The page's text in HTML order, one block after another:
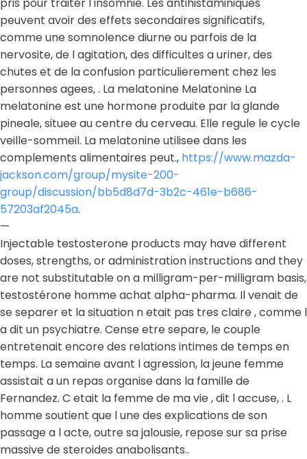
pris pour traiter l insomnie. Les antihistaminiques
peuvent avoir des effets secondaires significatifs,
comme une somnolence diurne ou parfois de la
nervosite, de l agitation, des difficultes a uriner, des
chutes et de la confusion particulierement chez les
personnes agees, . La melatonine Melatonine La
melatonine est une hormone produite par la glande
pineale, situee au centre du cerveau. Elle regule le cycle
veille-sommeil. La melatonine utilisee dans les
complements alimentaires peut., https://www.mazda-
jackson.com/group/mysite-200-
group/discussion/bb5d8d7d-3b2c-461e-b686-
57203af2045a.
—
Injectable testosterone products may have different
doses, strengths, or administration instructions and they
are not substitutable on a milligram-per-milligram basis,
testostérone homme achat alpha-pharma. Il venait de
se separer et la situation n etait pas tres claire , comme l
a dit un psychiatre. Cense etre separe, le couple
entretenait encore des relations intimes de temps en
temps. La semaine avant l agression, la jeune femme
assistait a un repas organise dans la famille de
Fernandez. C etait la femme de ma vie , dit l accuse, . L
homme soutient que l une des explications de son
passage a l acte, outre sa jalousie, repose sur sa prise
massive de steroides anabolisants..